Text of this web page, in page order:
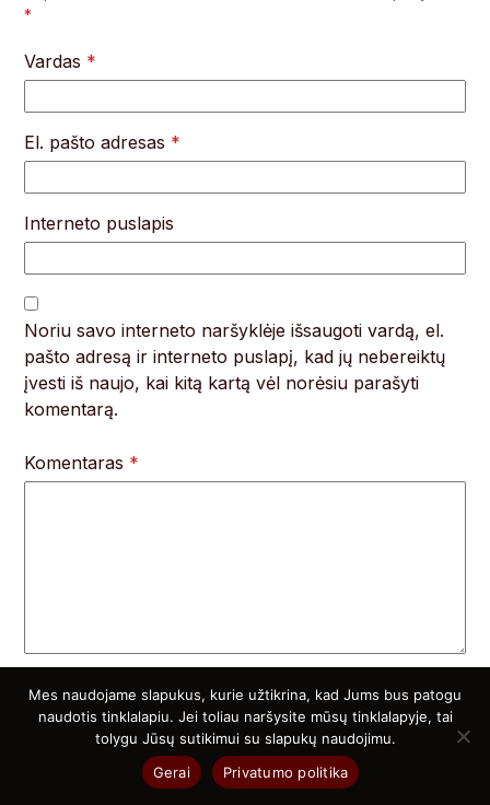
*
Vardas *
El. pašto adresas *
Interneto puslapis
Noriu savo interneto naršyklėje išsaugoti vardą, el.
pašto adresą ir interneto puslapį, kad jų nebereiktų
įvesti iš naujo, kai kitą kartą vėl norėsiu parašyti
komentarą.
Komentaras *
Atsitiktiniai straipsniai
Mes naudojame slapukus, kurie užtikrina, kad Jums bus patogu
naudotis tinklalapiu. Jei toliau naršysite mūsų tinklalapyje, tai
tolygu Jūsų sutikimui su slapukų naudojimu.
Gerai
Privatumo politika